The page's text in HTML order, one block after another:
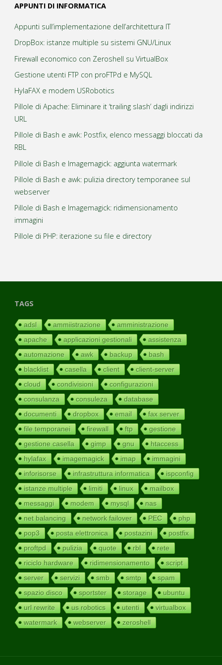
APPUNTI DI INFORMATICA
Appunti sull’implementazione dell’architettura IT
DropBox: istanze multiple su sistemi GNU/Linux
Firewall economico con Zeroshell su VirtualBox
Gestione utenti FTP con proFTPd e MySQL
HylaFAX e modem USRobotics
Pillole di Apache: Eliminare it ‘trailing slash’ dagli indirizzi
URL
Pillole di Bash e awk: Postfix, elenco messaggi bloccati da
RBL
Pillole di Bash e Imagemagick: aggiunta watermark
Pillole di Bash e awk: pulizia directory temporanee sul
webserver
Pillole di Bash e Imagemagick: ridimensionamento
immagini
Pillole di PHP: iterazione su file e directory
TAGS
adsl ammiistrazione
amministrazione
apache
applicazioni gestionali
assistenza
automazione
awk backup
bash
blacklist
casella client
client-server
cloud
condivisioni
configurazioni
consulanza
consuleza
database
documenti
dropbox email
fax server
file temporanei
firewall ftp
gestione
gestione casella
gimp gnu
htaccess
hylafax
imagemagick imap
immagini
inforisorse
infrastruttura informatica
ispconfig
istanze multiple
limiti linux
mailbox
messaggi
modem mysql
nas
net balancing
network failover PEC
php
pop3
posta elettronica postazini
postfix
proftpd
pulizia quote rbl
rete
riciclo hardware
ridimensionamento
script
server
servizi smb smtp
spam
spazio disco
sportster storage
ubuntu
url rewrite
us robotics utenti
virtualbox
watermark
webserver zeroshell